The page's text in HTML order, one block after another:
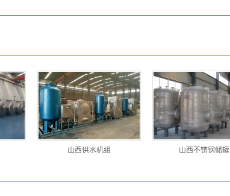
山西供水机组 山西不锈钢储罐